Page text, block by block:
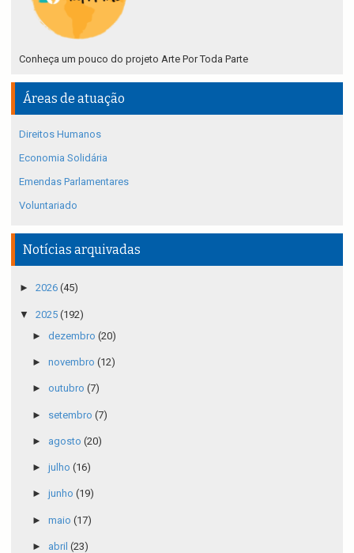
Conheça um pouco do projeto Arte Por Toda Parte
Áreas de atuação
Direitos Humanos
Economia Solidária
Emendas Parlamentares
Voluntariado
Notícias arquivadas
► 2026 (45)
▼ 2025 (192)
► dezembro (20)
► novembro (12)
► outubro (7)
► setembro (7)
► agosto (20)
► julho (16)
► junho (19)
► maio (17)
► abril (23)